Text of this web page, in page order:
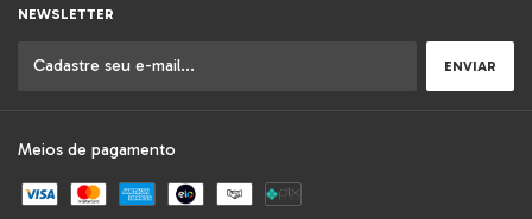
NEWSLETTER
Meios de pagamento